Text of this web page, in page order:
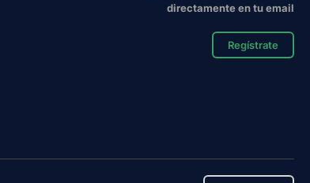
directamente en tu email
Regístrate